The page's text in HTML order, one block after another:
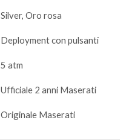
Silver, Oro rosa
Deployment con pulsanti
5 atm
Ufficiale 2 anni Maserati
Originale Maserati